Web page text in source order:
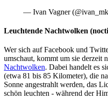
— Ivan Vagner
Leuchtende Nachtwolken
Wer sich auf Facebook und
umschaut, kommt um sie derzeit
Nachtwolken. Dabei handelt es
(etwa 81 bis 85 Kilometer), die
Sonne angestrahlt werden, das
schön leuchten - während der